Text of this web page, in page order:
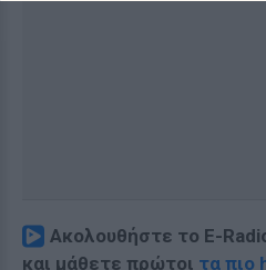
Ακολουθήστε το E-
και μάθετε πρώτοι τα πιο